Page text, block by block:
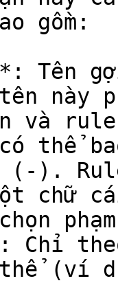
gồm:
Tên
này
và
thể
(-).
chữ
(ví